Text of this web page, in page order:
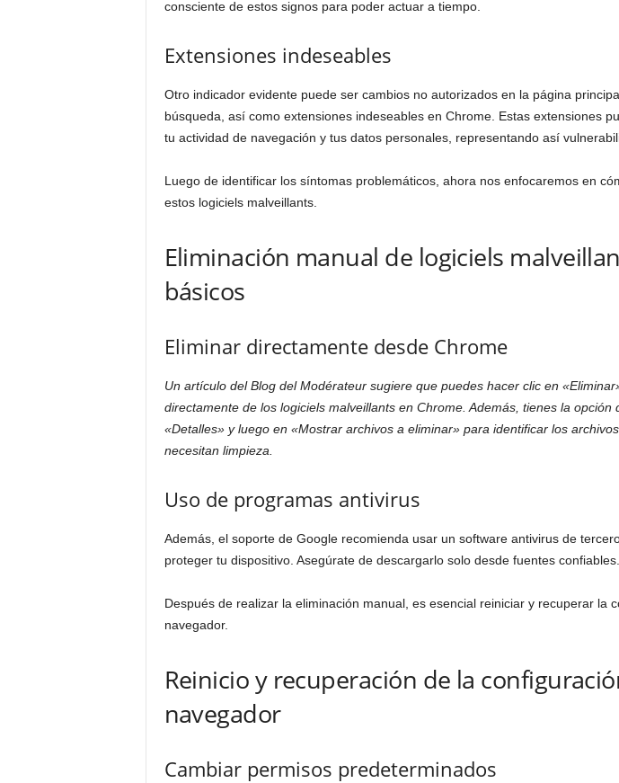
consciente de estos signos para poder actuar a tiempo.
Extensiones indeseables
Otro indicador evidente puede ser cambios no autorizados en la página
búsqueda, así como extensiones indeseables en Chrome. Estas extensiones
tu actividad de navegación y tus datos personales, representando así
Luego de identificar los síntomas problemáticos, ahora nos enfocaremos en
estos logiciels malveillants.
Eliminación manual de logiciels
básicos
Eliminar directamente desde Chrome
Un artículo del Blog del Modérateur sugiere que puedes hacer clic en
directamente de los logiciels malveillants en Chrome. Además, tienes la opción
«Detalles» y luego en «Mostrar archivos a eliminar» para identificar los
necesitan limpieza.
Uso de programas antivirus
Además, el soporte de Google recomienda usar un software antivirus de
proteger tu dispositivo. Asegúrate de descargarlo solo desde fuentes confiables.
Después de realizar la eliminación manual, es esencial reiniciar y recuperar la
navegador.
Reinicio y recuperación de la
navegador
Cambiar permisos predeterminados